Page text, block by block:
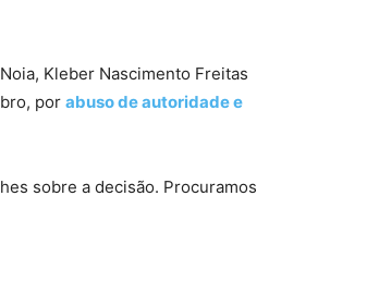
Kleber Nascimento Freitas
por abuso de autoridade e
sobre a decisão. Procuramos